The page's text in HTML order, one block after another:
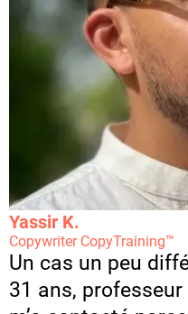
Yassir K.
Copywriter CopyTraining™
Un cas un peu
31 ans, professeur